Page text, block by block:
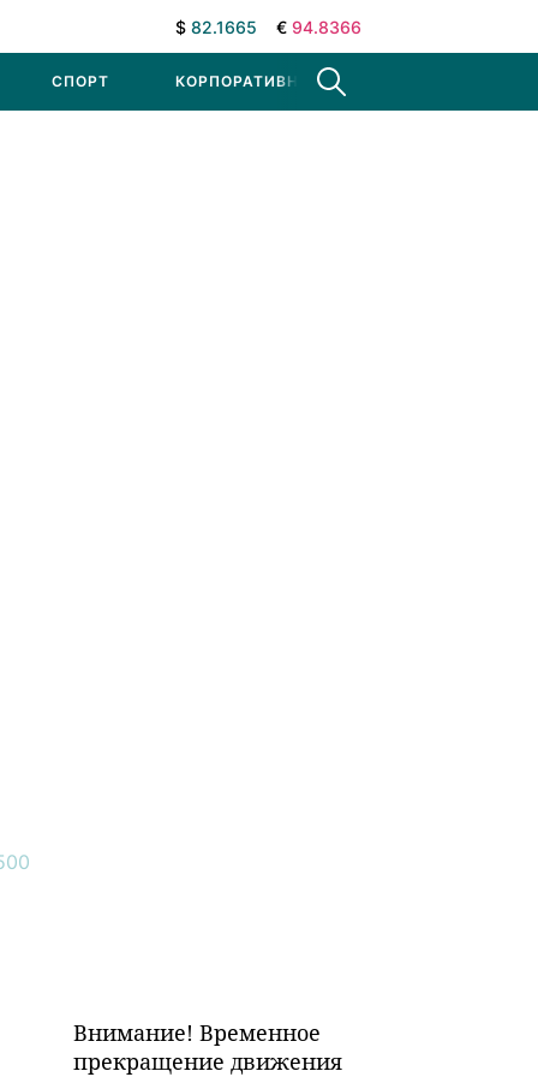
$ 82.1665 € 94.8366
СПОРТ КОРПОРАТИВНЫЕ НОВОСТИ
Внимание! Временное
прекращение движения